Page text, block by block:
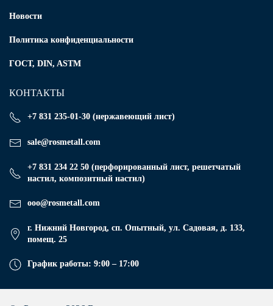
Новости
Политика конфиденциальности
ГОСТ, DIN, ASTM
КОНТАКТЫ
+7 831 235-01-30 (нержавеющий лист)
sale@rosmetall.com
+7 831 234 22 50 (перфорированный лист, решетчатый
настил, композитный настил)
ooo@rosmetall.com
г. Нижний Новгород, сп. Опытный, ул. Садовая, д. 133,
помещ. 25
График работы: 9:00 – 17:00